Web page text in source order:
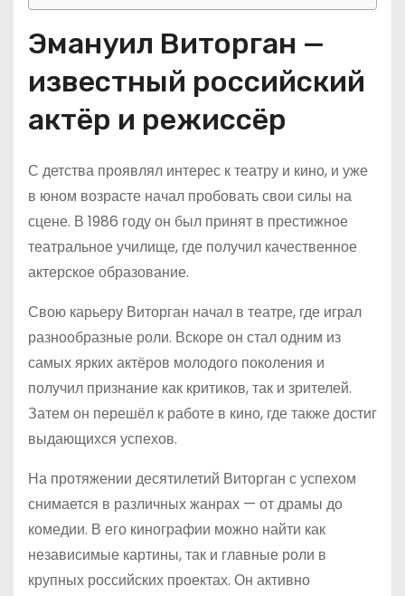
Эмануил Виторган —
известный российский
актёр и режиссёр
С детства проявлял интерес к театру и кино, и уже
в юном возрасте начал пробовать свои силы на
сцене. В 1986 году он был принят в престижное
театральное училище, где получил качественное
актерское образование.
Свою карьеру Виторган начал в театре, где играл
разнообразные роли. Вскоре он стал одним из
самых ярких актёров молодого поколения и
получил признание как критиков, так и зрителей.
Затем он перешёл к работе в кино, где также достиг
выдающихся успехов.
На протяжении десятилетий Виторган с успехом
снимается в различных жанрах — от драмы до
комедии. В его кинографии можно найти как
независимые картины, так и главные роли в
крупных российских проектах. Он активно